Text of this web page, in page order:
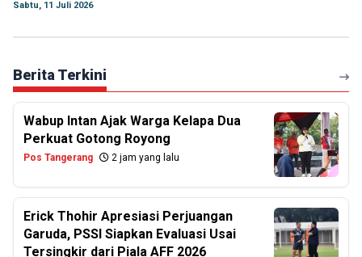
Sabtu, 11 Juli 2026
Berita Terkini
Wabup Intan Ajak Warga Kelapa Dua
Perkuat Gotong Royong
Pos Tangerang 2 jam yang lalu
Erick Thohir Apresiasi Perjuangan
Garuda, PSSI Siapkan Evaluasi Usai
Tersingkir dari Piala AFF 2026